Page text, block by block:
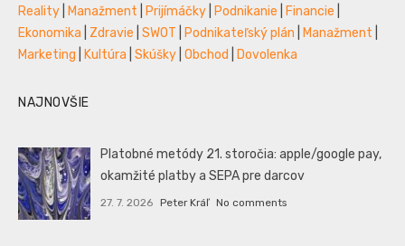
Reality
Manažment Prijímáčky Podnikanie Financie
Ekonomika
Zdravie SWOT Podnikateľský plán Manažment
Marketing
Kultúra Skúšky Obchod Dovolenka
NAJNOVŠIE
Platobné metódy 21. storočia: apple/google pay,
okamžité platby a SEPA pre darcov
27. 7. 2026 Peter Kráľ No comments